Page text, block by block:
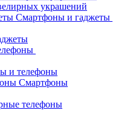
украшений
Смартфоны и гаджеты
и телефоны
Смартфоны
телефоны